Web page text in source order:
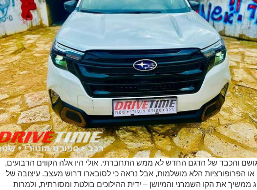
והכבד של הדגם החדש לא ממש התחברתי. אולי היו אלה הקווים הרבועים,
או הפרופורציות הלא מושלמות, אבל נראה כי לסובארו דרוש מעצב. עיצובה של
ממשיך את הקו השמרני והמיושן – ידית ההילוכים בולטת ומסורתית, ולמרות